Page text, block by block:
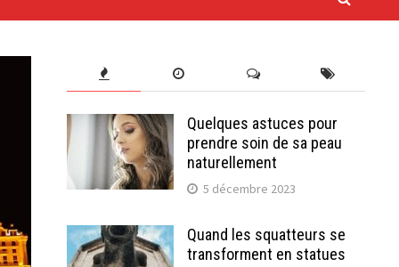
Quelques astuces pour
prendre soin de sa peau
naturellement
5 décembre 2023
Quand les squatteurs se
transforment en statues